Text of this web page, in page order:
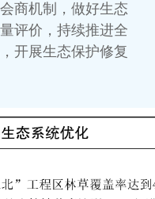
商机制，做好生态
评价，持续推进全
开展生态保护修复